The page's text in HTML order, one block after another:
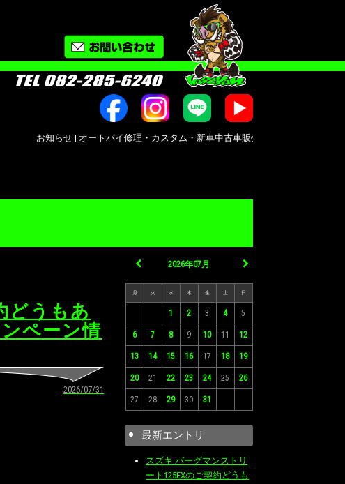
お知らせ | オートバイ修理・カスタム・新車中古車販売｜広島市南区大州｜Bike shop
どうもあ
ペーン情
2026/07/31
2026年07月
月 火 水 木 金 土 日
1 2 3 4 5
6 7 8 9 10 11 12
13 14 15 16 17 18 19
20 21 22 23 24 25 26
27 28 29 30 31
最新エントリ
スズキ バーグマンストリ
ート125EXのご契約どうも